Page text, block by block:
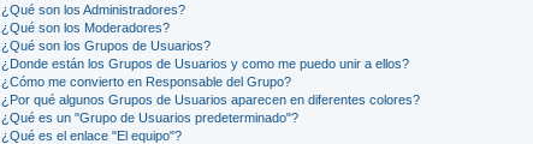
¿Qué son los Administradores?
¿Qué son los Moderadores?
¿Qué son los Grupos de Usuarios?
¿Donde están los Grupos de Usuarios y como me puedo unir a ellos?
¿Cómo me convierto en Responsable del Grupo?
¿Por qué algunos Grupos de Usuarios aparecen en diferentes colores?
¿Qué es un "Grupo de Usuarios predeterminado"?
¿Qué es el enlace "El equipo"?